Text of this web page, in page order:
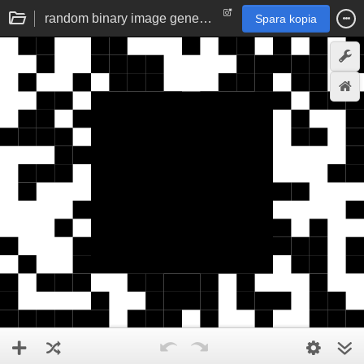
random binary image generator | visual memory experiment Spara kopia